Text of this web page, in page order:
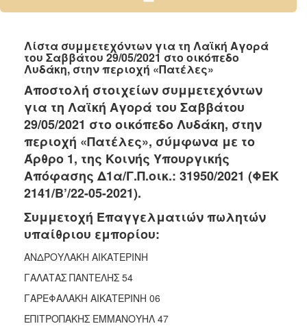
2024
2022
2021
2020
2019
2018
2017
2016
2015
2013
2012
2011
2010
2006
Λίστα συμμετεχόντων για τη Λαϊκή Αγορά
του Σαββάτου 29/05/2021 στο οικόπεδο
Λυδάκη, στην περιοχή «Πατέλες»
Αποστολή στοιχείων συμμετεχόντων
για τη Λαϊκή Αγορά του Σαββάτου
29/05/2021 στο οικόπεδο Λυδάκη, στην
περιοχή «Πατέλες», σύμφωνα με το
Άρθρο 1, της Κοινής Υπουργικής
Απόφασης Δ1α/Γ.Π.οικ.: 31950/2021 (ΦΕΚ
2141/Β’/22-05-2021).
Συμμετοχή Επαγγελματιών πωλητών
υπαίθριου εμπορίου:
ΑΝΔΡΟΥΛΑΚΗ ΑΙΚΑΤΕΡΙΝΗ
ΓΑΛΑΤΑΣ ΠΑΝΤΕΛΗΣ 54
ΓΑΡΕΦΑΛΑΚΗ ΑΙΚΑΤΕΡΙΝΗ 06
ΕΠΙΤΡΟΠΑΚΗΣ ΕΜΜΑΝΟΥΗΛ 47